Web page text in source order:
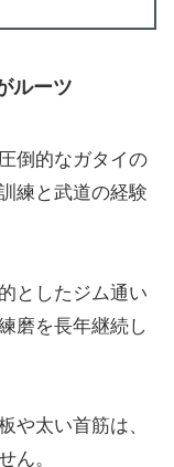
ルーツ
倒的なガタイの
練と武道の経験
としたジム通い
磨を長年継続し
や太い首筋は、
ん。